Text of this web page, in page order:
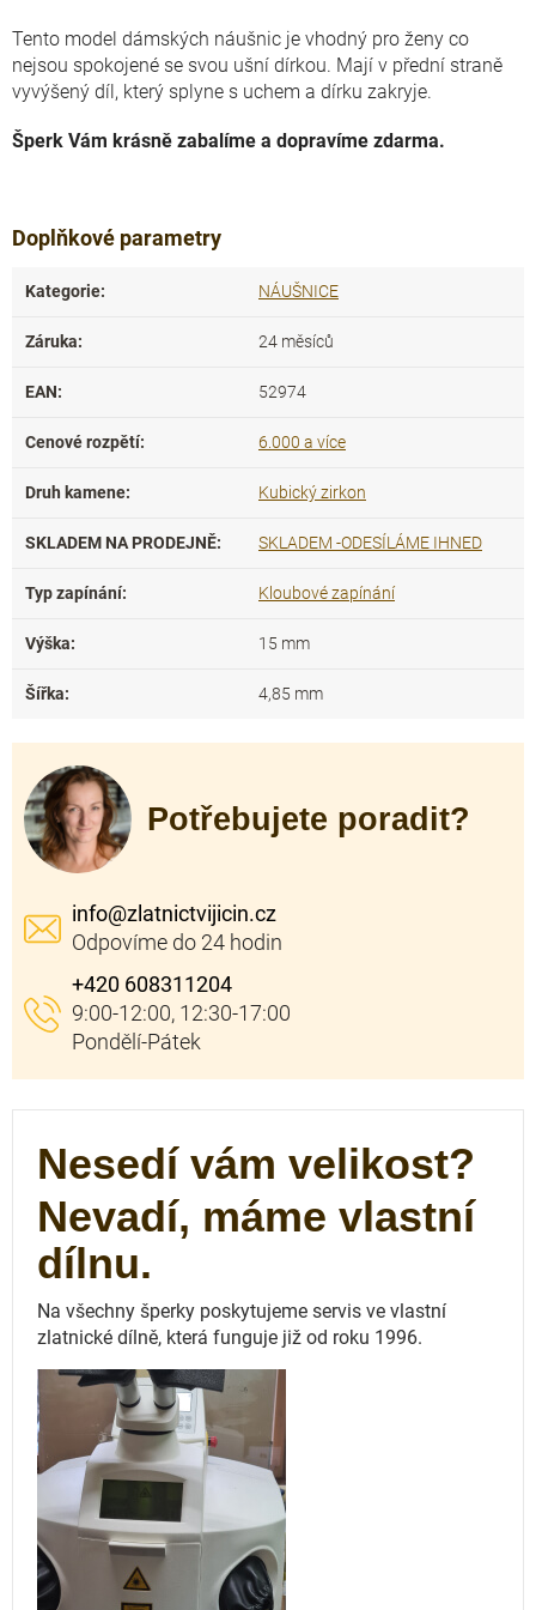
Tento model dámských náušnic je vhodný pro ženy co
nejsou spokojené se svou ušní dírkou. Mají v přední straně
vyvýšený díl, který splyne s uchem a dírku zakryje.
Šperk Vám krásně zabalíme a dopravíme zdarma.
Doplňkové parametry
Kategorie: NÁUŠNICE
Záruka: 24 měsíců
EAN: 52974
Cenové rozpětí: 6.000 a více
Druh kamene: Kubický zirkon
SKLADEM NA PRODEJNĚ: SKLADEM -ODESÍLÁME IHNED
Typ zapínání: Kloubové zapínání
Výška: 15 mm
Šířka: 4,85 mm
Potřebujete poradit?
info@zlatnictvijicin.cz
+420 608311204
Nesedí vám velikost?
Nevadí, máme vlastní
dílnu.
Na všechny šperky poskytujeme servis ve vlastní
zlatnické dílně, která funguje již od roku 1996.